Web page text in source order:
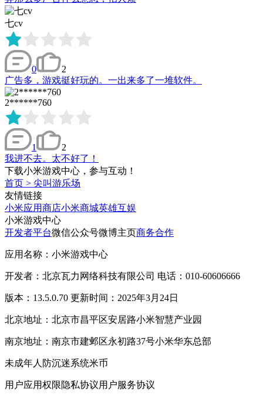
七cv
0
2
广告多，游戏挺好玩的。一出来多了一堆软件。
2******760
1
2
我进不去。太不好了！
下载小米游戏中心，参与互动！
首页 > 尖叫游乐场
友情链接
小米应用商店小米商城英雄互娱
小米游戏中心
开发者平台微信公众号微博主页商务合作
应用名称：小米游戏中心
开发者：北京瓦力网络科技有限公司 电话：010-60606666
版本：13.5.0.70 更新时间：2025年3月24日
北京地址：北京市昌平区安居路小米智慧产业园
南京地址：南京市建邺区永初路37号小米华东总部
未成年人防沉迷系统米币
用户应用权限隐私协议用户服务协议